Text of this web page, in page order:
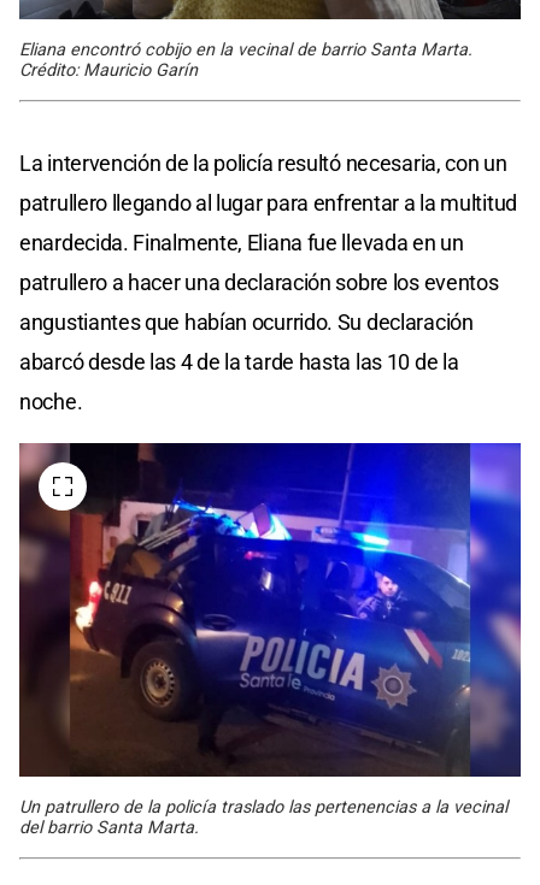
Eliana encontró cobijo en la vecinal de barrio Santa Marta.
Crédito: Mauricio Garín
La intervención de la policía resultó necesaria, con un
patrullero llegando al lugar para enfrentar a la multitud
enardecida. Finalmente, Eliana fue llevada en un
patrullero a hacer una declaración sobre los eventos
angustiantes que habían ocurrido. Su declaración
abarcó desde las 4 de la tarde hasta las 10 de la
noche.
Un patrullero de la policía traslado las pertenencias a la vecinal
del barrio Santa Marta.